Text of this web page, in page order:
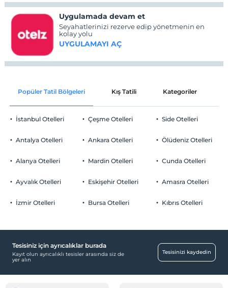
Uygulamada devam et
Seyahatlerinizi rezerve edip yönetmenin en
kolay yolu
UYGULAMAYI AÇ
Popüler Tatil Bölgeleri Kış Tatili Kategoriler
İstanbul Otelleri
Antalya Otelleri
Alanya Otelleri
Ayvalık Otelleri
İzmir Otelleri
Çeşme Otelleri
Ankara Otelleri
Mardin Otelleri
Eskişehir Otelleri
Bursa Otelleri
Side Otelleri
Ölüdeniz Otelleri
Cunda Otelleri
Amasra Otelleri
Kıbrıs Otelleri
Tesisiniz için ayrıcalıklar burada
Kayıt olun ayrıcalıklı tesisler arasında siz de
yer alın
Tesisinizi kaydedin